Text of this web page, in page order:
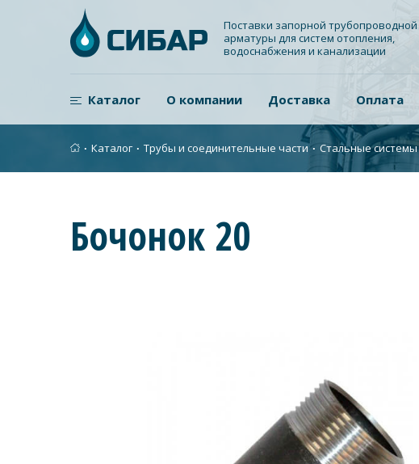
Поставки запорной трубопроводной
арматуры для систем отопления,
водоснабжения и канализации
Каталог О компании Доставка Оплата
∙ Каталог ∙ Трубы и соединительные части ∙ Стальные системы
Бочонок 20